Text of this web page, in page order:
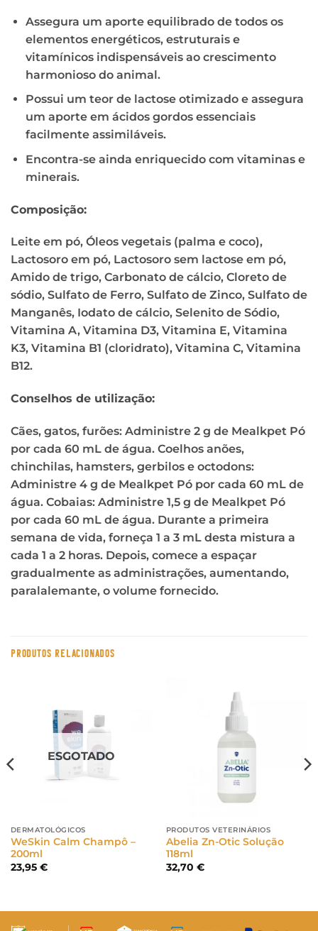
Assegura um aporte equilibrado de todos os
elementos energéticos, estruturais e
vitamínicos indispensáveis ao crescimento
harmonioso do animal.
Possui um teor de lactose otimizado e assegura
um aporte em ácidos gordos essenciais
facilmente assimiláveis.
Encontra-se ainda enriquecido com vitaminas e
minerais.
Composição:
Leite em pó, Óleos vegetais (palma e coco),
Lactosoro em pó, Lactosoro sem lactose em pó,
Amido de trigo, Carbonato de cálcio, Cloreto de
sódio, Sulfato de Ferro, Sulfato de Zinco, Sulfato de
Manganês, Iodato de cálcio, Selenito de Sódio,
Vitamina A, Vitamina D3, Vitamina E, Vitamina
K3, Vitamina B1 (cloridrato), Vitamina C, Vitamina
B12.
Conselhos de utilização:
Cães, gatos, furões: Administre 2 g de Mealkpet Pó
por cada 60 mL de água. Coelhos anões,
chinchilas, hamsters, gerbilos e octodons:
Administre 4 g de Mealkpet Pó por cada 60 mL de
água. Cobaias: Administre 1,5 g de Mealkpet Pó
por cada 60 mL de água. Durante a primeira
semana de vida, forneça 1 a 3 mL desta mistura a
cada 1 a 2 horas. Depois, comece a espaçar
gradualmente as administrações, aumentando,
paralalemante, o volume fornecido.
PRODUTOS RELACIONADOS
ESGOTADO
DERMATOLÓGICOS
WeSkin Calm Champô –
200ml
23,95 €
PRODUTOS VETERINÁRIOS
Abelia Zn-Otic Solução
118ml
32,70 €